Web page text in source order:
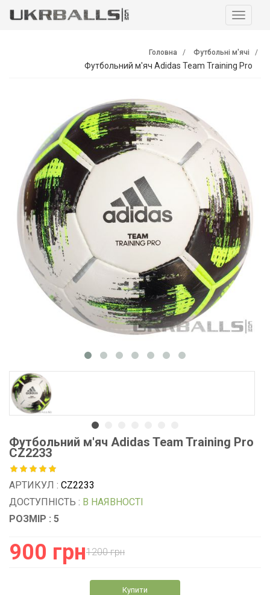
Головна Футбольні м'ячі
Футбольний м'яч Adidas Team Training Pro
Футбольний м'яч Adidas Team Training Pro
CZ2233
АРТИКУЛ : CZ2233
ДОСТУПНІСТЬ : В НАЯВНОСТІ
РОЗМІР : 5
900 грн1200 грн
Купити